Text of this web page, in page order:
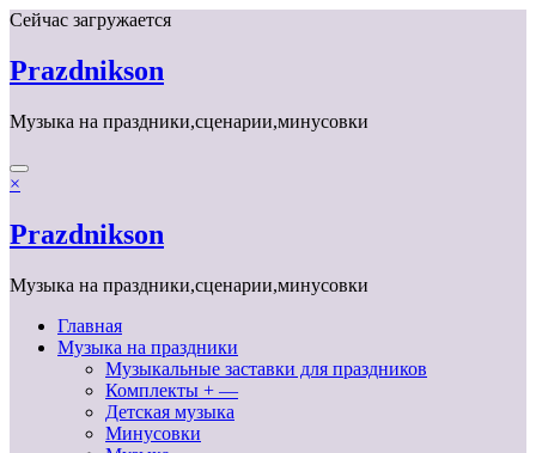
Перейти
содержимому
Сейчас загружается
Prazdnikson
Музыка на праздники,сценарии,минусовки
×
Prazdnikson
Музыка на праздники,сценарии,минусовки
Главная
Музыка на праздники
Музыкальные заставки для праздников
Комплекты + —
Детская музыка
Минусовки